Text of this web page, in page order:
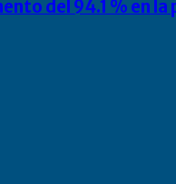
del 94.1 % en